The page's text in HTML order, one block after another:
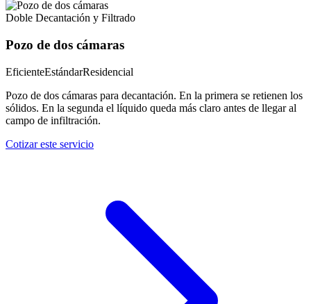
Doble Decantación y Filtrado
Pozo de dos cámaras
EficienteEstándarResidencial
Pozo de dos cámaras para decantación. En la primera se retienen los
sólidos. En la segunda el líquido queda más claro antes de llegar al
campo de infiltración.
Cotizar este servicio